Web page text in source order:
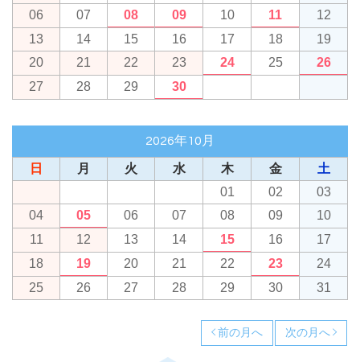
06
07 08 09 10 11
12
13
14 15 16 17 18
19
20
21 22 23 24 25
26
27
28 29 30
2026年10月
日 月 火 水 木 金
土
01
02
03
04
05 06 07 08 09
10
11
12 13 14 15 16
17
18
19 20 21 22 23
24
25
26 27 28 29 30 31
前の月へ 次の月へ